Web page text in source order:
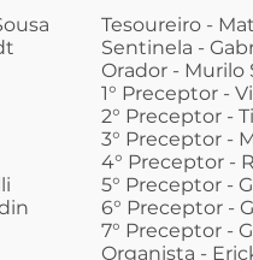
Tesoureiro -
Sentinela -
Orador - Murilo
1° Preceptor -
2° Preceptor -
3° Preceptor -
4° Preceptor -
5° Preceptor -
6° Preceptor -
7° Preceptor -
Organista -